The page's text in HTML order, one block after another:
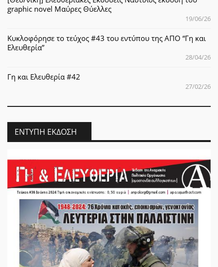
graphic novel Μαύρες Θύελλες
19/06/26
Κυκλοφόρησε το τεύχος #43 του εντύπου της ΑΠΟ “Γη και
Ελευθερία”
28/04/26
Γη και Ελευθερία #42
27/02/26
ΈΝΤΥΠΗ ΈΚΔΟΣΗ